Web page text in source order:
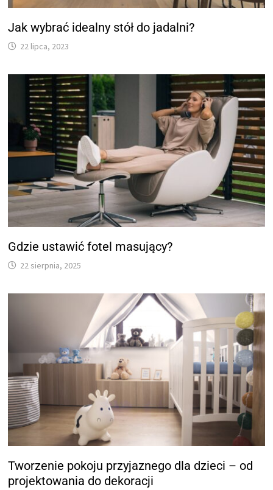
Jak wybrać idealny stół do jadalni?
22 lipca, 2023
Gdzie ustawić fotel masujący?
22 sierpnia, 2025
Tworzenie pokoju przyjaznego dla dzieci – od
projektowania do dekoracji